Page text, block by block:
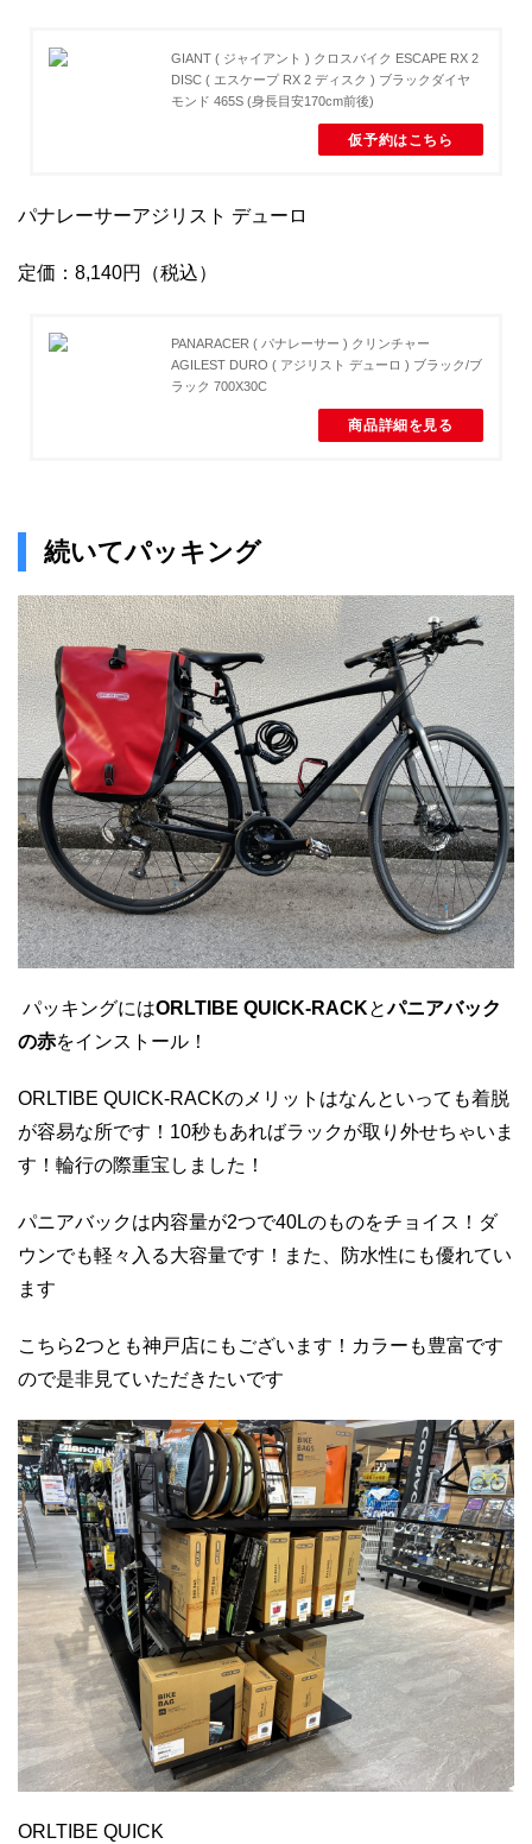
GIANT ( ジャイアント ) クロスバイク ESCAPE RX 2
DISC ( エスケープ RX 2 ディスク ) ブラックダイヤ
モンド 465S (身長目安170cm前後)
仮予約はこちら
パナレーサーアジリスト デューロ
定価：8,140円（税込）
PANARACER ( パナレーサー ) クリンチャー
AGILEST DURO ( アジリスト デューロ ) ブラック/ブ
ラック 700X30C
商品詳細を見る
続いてパッキング
パッキングにはORLTIBE QUICK-RACKとパニアバック
の赤をインストール！
ORLTIBE QUICK-RACKのメリットはなんといっても着脱
が容易な所です！10秒もあればラックが取り外せちゃいま
す！輪行の際重宝しました！
パニアバックは内容量が2つで40Lのものをチョイス！ダ
ウンでも軽々入る大容量です！また、防水性にも優れてい
ます
こちら2つとも神戸店にもございます！カラーも豊富です
ので是非見ていただきたいです
ORLTIBE QUICK